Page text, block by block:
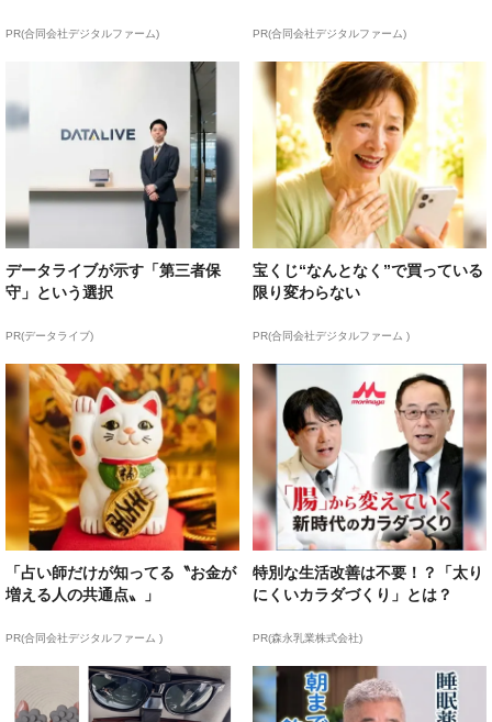
PR(合同会社デジタルファーム) PR(合同会社デジタルファーム)
データライブが示す「第三者保
守」という選択
PR(データライブ)
宝くじ“なんとなく”で買っている
限り変わらない
PR(合同会社デジタルファーム )
「占い師だけが知ってる〝お金が
増える人の共通点〟」
PR(合同会社デジタルファーム )
特別な生活改善は不要！？「太り
にくいカラダづくり」とは？
PR(森永乳業株式会社)